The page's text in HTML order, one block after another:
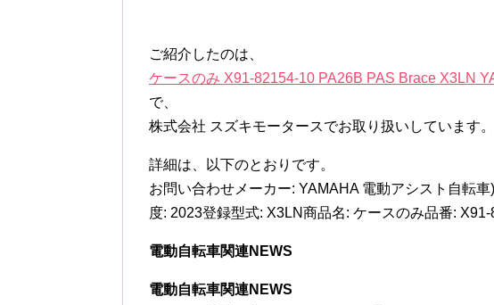
ご紹介したのは、
ケースのみ X91-82154-10 PA26B PAS Brace X3LN
で、
株式会社 スズキモータースでお取り扱いしています。
詳細は、以下のとおりです。
お問い合わせメーカー: YAMAHA 電動アシスト自転
度: 2023登録型式: X3LN商品名: ケースのみ品番:
電動自転車関連NEWS
電動自転車関連NEWS